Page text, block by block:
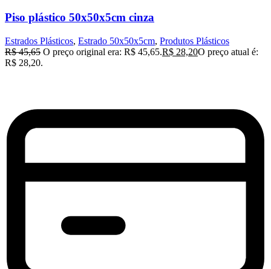
Piso plástico 50x50x5cm cinza
Estrados Plásticos, Estrado 50x50x5cm, Produtos Plásticos
R$45,65 O preço original era: R$ 45,65.R$ 28,20O preço atual é:
R$ 28,20.